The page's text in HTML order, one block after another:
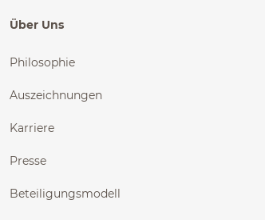
Über Uns
Philosophie
Auszeichnungen
Karriere
Presse
Beteiligungsmodell